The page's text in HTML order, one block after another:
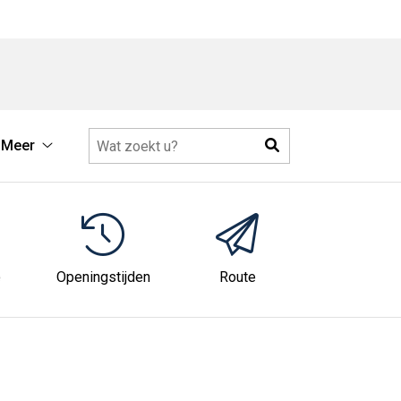
Meer
submenu
Zoeken
Openingstijden Route